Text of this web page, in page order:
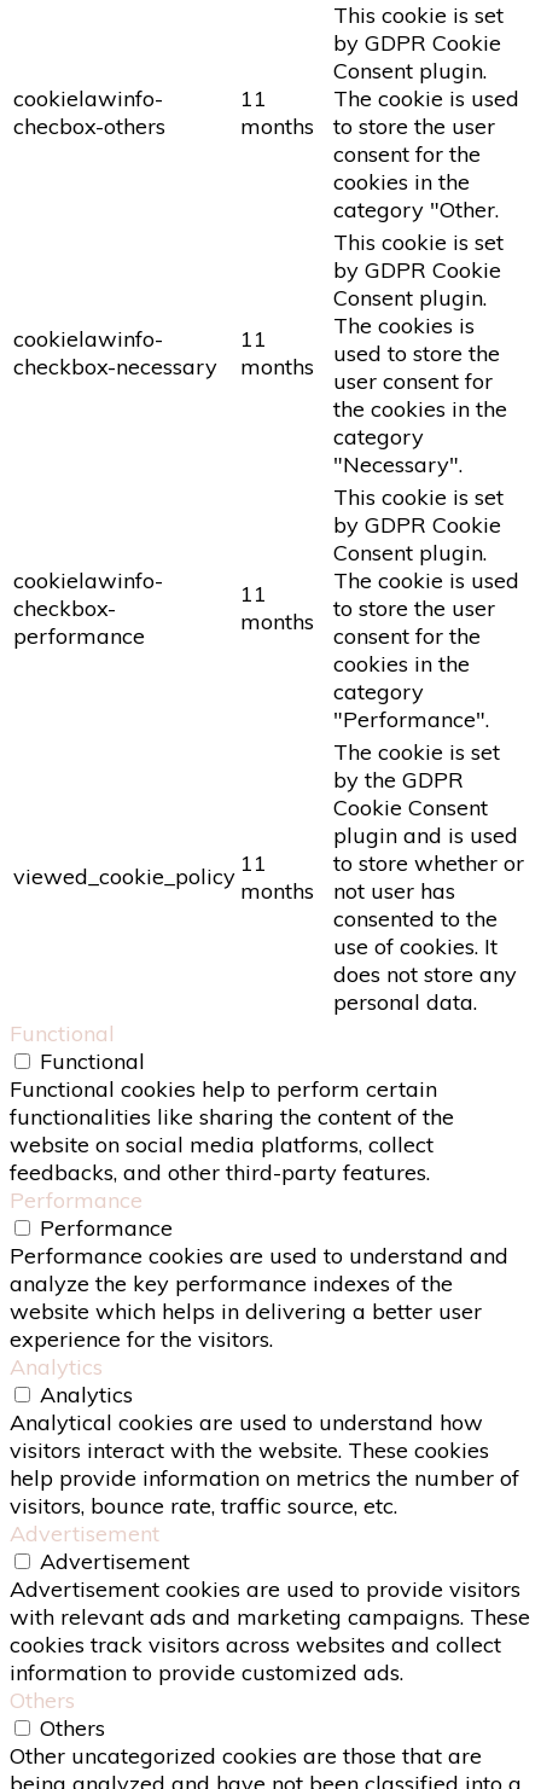
cookielawinfo-
checbox-others
11
months
This cookie is set
by GDPR Cookie
Consent plugin.
The cookie is used
to store the user
consent for the
cookies in the
category "Other.
cookielawinfo-
checkbox-necessary
11
months
This cookie is set
by GDPR Cookie
Consent plugin.
The cookies is
used to store the
user consent for
the cookies in the
category
"Necessary".
cookielawinfo-
checkbox-
performance
11
months
This cookie is set
by GDPR Cookie
Consent plugin.
The cookie is used
to store the user
consent for the
cookies in the
category
"Performance".
viewed_cookie_policy 11
months
The cookie is set
by the GDPR
Cookie Consent
plugin and is used
to store whether or
not user has
consented to the
use of cookies. It
does not store any
personal data.
Functional
Functional
Functional cookies help to perform certain
functionalities like sharing the content of the
website on social media platforms, collect
feedbacks, and other third-party features.
Performance
Performance
Performance cookies are used to understand and
analyze the key performance indexes of the
website which helps in delivering a better user
experience for the visitors.
Analytics
Analytics
Analytical cookies are used to understand how
visitors interact with the website. These cookies
help provide information on metrics the number of
visitors, bounce rate, traffic source, etc.
Advertisement
Advertisement
Advertisement cookies are used to provide visitors
with relevant ads and marketing campaigns. These
cookies track visitors across websites and collect
information to provide customized ads.
Others
Others
Other uncategorized cookies are those that are